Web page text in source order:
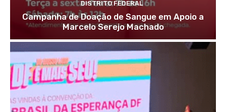
DISTRITO FEDERAL
Campanha de Doação de Sangue em Apoio a
Marcelo Serejo Machado